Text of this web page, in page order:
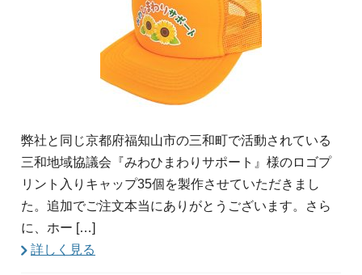
弊社と同じ京都府福知山市の三和町で活動されている
三和地域協議会『みわひまわりサポート』様のロゴプ
リント入りキャップ35個を製作させていただきまし
た。追加でご注文本当にありがとうございます。さら
に、ホー […]
詳しく見る